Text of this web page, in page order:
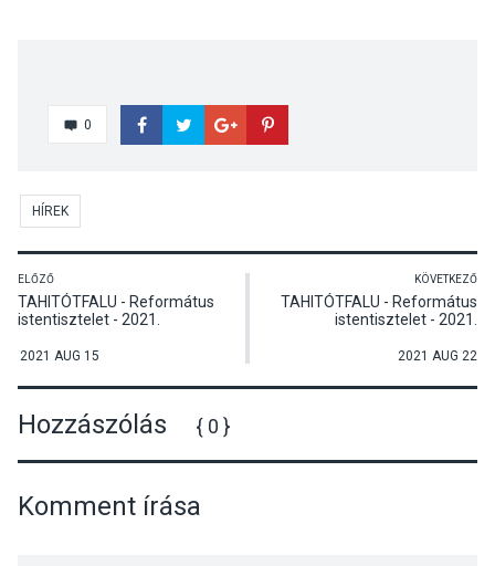
0
HÍREK
ELŐZŐ
TAHITÓTFALU - Református
istentisztelet - 2021.
2021 AUG 15
KÖVETKEZŐ
TAHITÓTFALU - Református
istentisztelet - 2021.
2021 AUG 22
Hozzászólás { 0 }
Komment írása